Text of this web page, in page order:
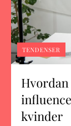
TENDENSER
kvinder